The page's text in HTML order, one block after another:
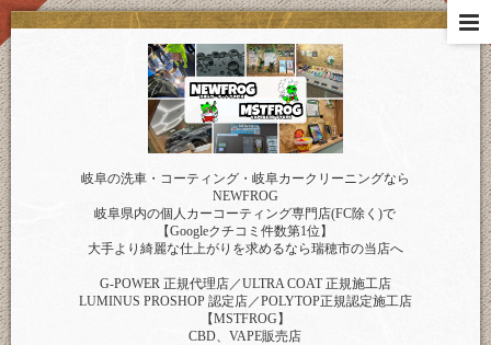
岐阜の洗車・コーティング・岐阜カークリーニングなら
NEWFROG
岐阜県内の個人カーコーティング専門店(FC除く)で
【Googleクチコミ件数第1位】
大手より綺麗な仕上がりを求めるなら瑞穂市の当店へ
G-POWER 正規代理店／ULTRA COAT 正規施工店
LUMINUS PROSHOP 認定店／POLYTOP正規認定施工店
【MSTFROG】
CBD、VAPE販売店